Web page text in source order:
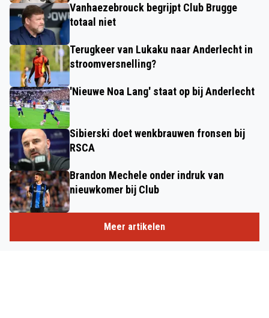
Vanhaezebrouck begrijpt Club Brugge
totaal niet
Terugkeer van Lukaku naar Anderlecht in
stroomversnelling?
'Nieuwe Noa Lang' staat op bij Anderlecht
Sibierski doet wenkbrauwen fronsen bij
RSCA
Brandon Mechele onder indruk van
nieuwkomer bij Club
Meer artikelen